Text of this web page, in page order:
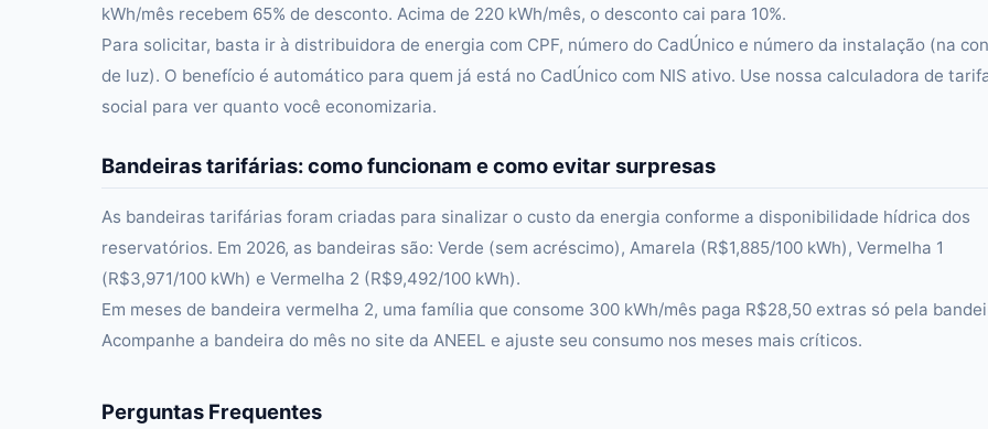
kWh/mês recebem 65% de desconto. Acima de 220 kWh/mês, o desconto cai para 10%.
Para solicitar, basta ir à distribuidora de energia com CPF, número do CadÚnico e número da instalação (na
de luz). O benefício é automático para quem já está no CadÚnico com NIS ativo. Use nossa calculadora de
social para ver quanto você economizaria.
Bandeiras tarifárias: como funcionam e como evitar surpresas
As bandeiras tarifárias foram criadas para sinalizar o custo da energia conforme a disponibilidade hídrica dos
reservatórios. Em 2026, as bandeiras são: Verde (sem acréscimo), Amarela (R$1,885/100 kWh), Vermelha 1
(R$3,971/100 kWh) e Vermelha 2 (R$9,492/100 kWh).
Em meses de bandeira vermelha 2, uma família que consome 300 kWh/mês paga R$28,50 extras só pela
Acompanhe a bandeira do mês no site da ANEEL e ajuste seu consumo nos meses mais críticos.
Perguntas Frequentes